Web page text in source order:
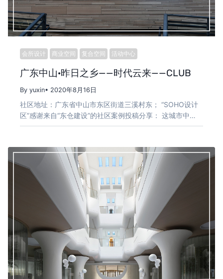
会所设计 商业空间 复合空间 活动中心
广东中山·昨日之乡——时代云来——CLUB
By yuxin• 2020年8月16日
社区地址：广东省中山市东区街道三溪村东； “SOHO设计
区”感谢来自“东仓建设”的社区案例投稿分享： 这城市中…